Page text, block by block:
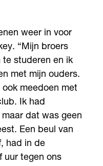
weer in voor
“Mijn broers
te studeren en ik
met mijn ouders.
meedoen met
Ik had
dat was geen
Een beul van
had in de
uur tegen ons